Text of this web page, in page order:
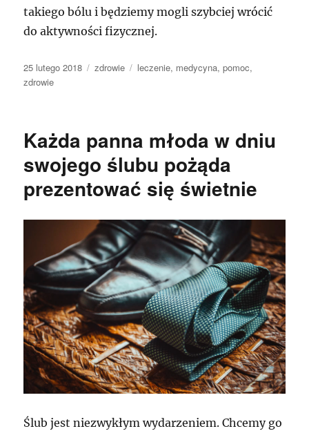
takiego bólu i będziemy mogli szybciej wrócić
do aktywności fizycznej.
Data
publikacji
25 lutego 2018 Kategorie
zdrowie Tagi
leczenie, medycyna,pomoc,
zdrowie
Każda panna młoda w dniu
swojego ślubu pożąda
prezentować się świetnie
Ślub jest niezwykłym wydarzeniem. Chcemy go